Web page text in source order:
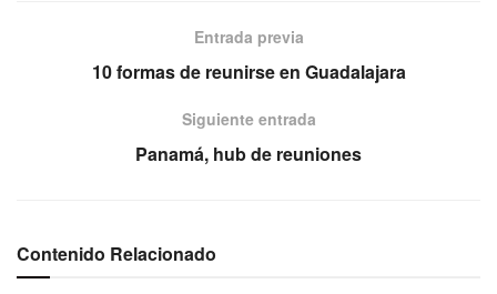
Entrada previa
10 formas de reunirse en Guadalajara
Siguiente entrada
Panamá, hub de reuniones
Contenido Relacionado